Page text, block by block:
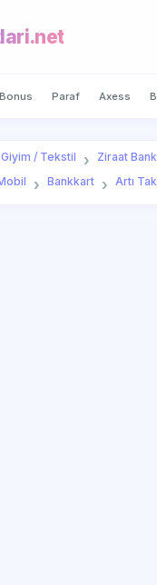
Bonus Paraf Axess
Giyim / Tekstil Ziraat
Bankkart Artı